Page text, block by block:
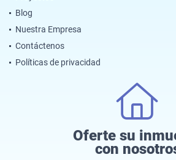
Blog
Nuestra Empresa
Contáctenos
Políticas de privacidad
Oferte su
con